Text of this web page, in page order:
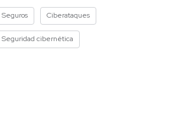
Seguros Ciberataques
Seguridad cibernética